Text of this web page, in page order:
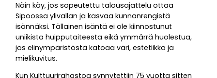
Näin käy, jos sopeutettu talousajattelu ottaa
Sipoossa ylivallan ja kasvaa kunnanrengistä
isännäksi. Tällainen isäntä ei ole kiinnostunut
uniikista huipputaiteesta eikä ymmärrä huolestua,
jos elinympäristöstä katoaa väri, estetiikka ja
mielikuvitus.
Kun Kulttuurirahastoa synnytettiin 75 vuotta sitten